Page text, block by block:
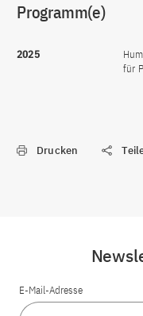
Programm(e)
2025
für
Drucken
E-Mail-Adresse